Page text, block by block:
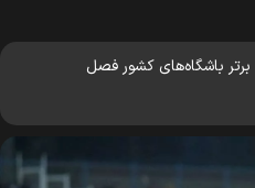
برتر باشگاه‌های کشور فصل